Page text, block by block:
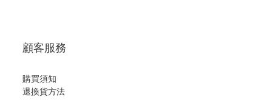
顧客服務
購買須知
退換貨方法